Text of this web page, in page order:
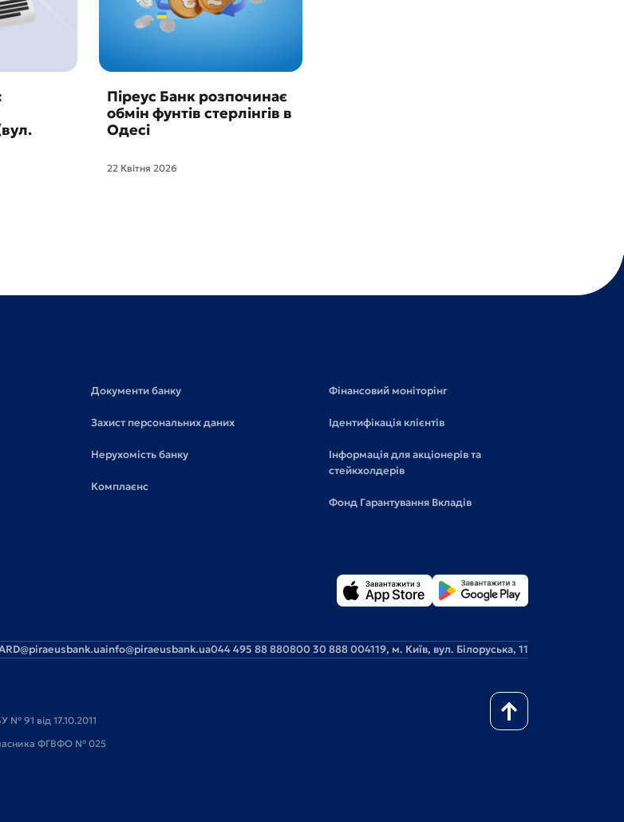
Піреус Банк розпочинає
обмін фунтів стерлінгів в
Одесі
22 Квітня 2026
Документи банку
Захист персональних даних
Нерухомість банку
Комплаєнс
Фінансовий моніторінг
Ідентифікація клієнтів
Інформація для акціонерів та
стейкхолдерів
Фонд Гарантування Вкладів
info@piraeusbank.ua044 495 88 880800 30 888 004119, м. Київ, вул. Білоруська, 11
№ 91 від 17.10.2011
ФГВФО № 025